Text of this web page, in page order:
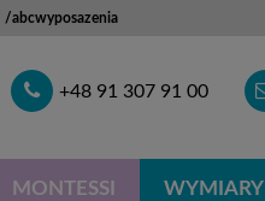
/abcwyposazenia
E-
Telefon+48 91 307 91 00
MONTESSI